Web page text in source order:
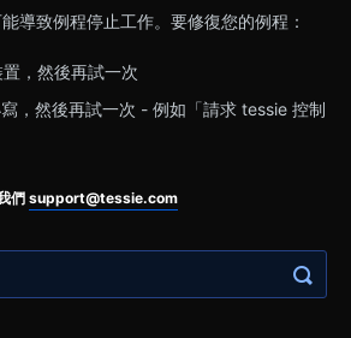
導致例程停止工作。要修復您的例程：
，然後再試一次
，然後再試一次 - 例如「請求 tessie 控制
們 support@tessie.com